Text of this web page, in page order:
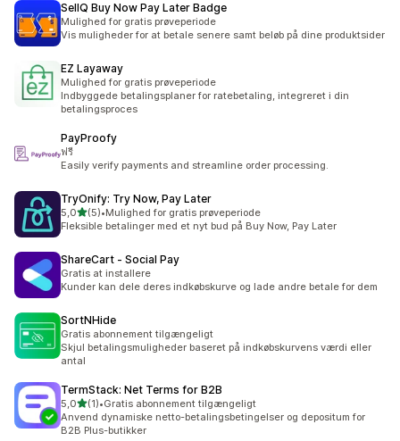
SellQ Buy Now Pay Later Badge
Mulighed for gratis prøveperiode
Vis muligheder for at betale senere samt beløb på dine produktsider
EZ Layaway
Mulighed for gratis prøveperiode
Indbyggede betalingsplaner for ratebetaling, integreret i din
betalingsproces
PayProofy
ฟรี
Easily verify payments and streamline order processing.
TryOnify: Try Now, Pay Later
5,0ud af 5 stjerner
(5)
5 anmeldelser i alt
•Mulighed for gratis prøveperiode
Fleksible betalinger med et nyt bud på Buy Now, Pay Later
ShareCart ‑ Social Pay
Gratis at installere
Kunder kan dele deres indkøbskurve og lade andre betale for dem
SortNHide
Gratis abonnement tilgængeligt
Skjul betalingsmuligheder baseret på indkøbskurvens værdi eller
antal
TermStack: Net Terms for B2B
5,0ud af 5 stjerner
(1)
1 anmeldelser i alt
•Gratis abonnement tilgængeligt
Anvend dynamiske netto-betalingsbetingelser og depositum for
B2B Plus-butikker